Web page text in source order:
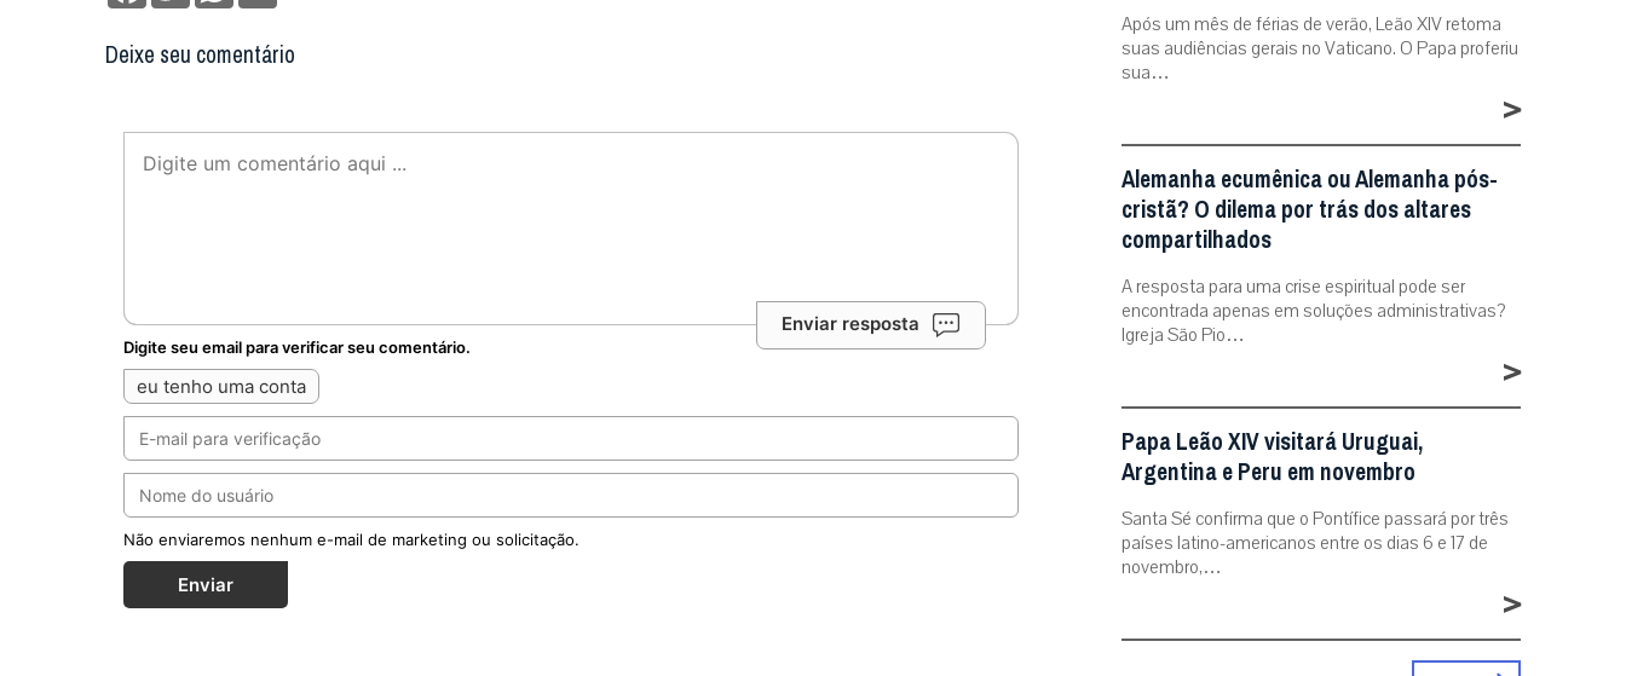
Deixe seu comentário
Enviar resposta
Digite seu email para verificar seu comentário.
eu tenho uma conta
Não enviaremos nenhum e-mail de marketing ou solicitação.
Enviar
Após um mês de férias de verão, Leão XIV retoma
suas audiências gerais no Vaticano. O Papa proferiu
sua…
>
Alemanha ecumênica ou Alemanha pós-
cristã? O dilema por trás dos altares
compartilhados
A resposta para uma crise espiritual pode ser
encontrada apenas em soluções administrativas?
Igreja São Pio…
>
Papa Leão XIV visitará Uruguai,
Argentina e Peru em novembro
Santa Sé confirma que o Pontífice passará por três
países latino-americanos entre os dias 6 e 17 de
novembro,…
>